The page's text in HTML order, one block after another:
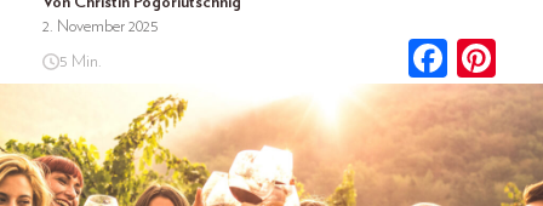
2. November 2025
5 Min.